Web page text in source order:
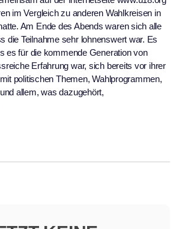
im Vergleich zu anderen Wahlkreisen in
Am Ende des Abends waren sich alle
die Teilnahme sehr lohnenswert war. Es
es für die kommende Generation von
Erfahrung war, sich bereits vor ihrer
politischen Themen, Wahlprogrammen,
allem, was dazugehört,